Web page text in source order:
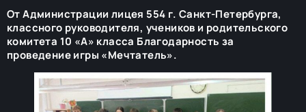
От Администрации лицея 554 г. Санкт-Петербурга,
классного руководителя, учеников и родительского
комитета 10 «А» класса Благодарность за
проведение игры «Мечтатель».